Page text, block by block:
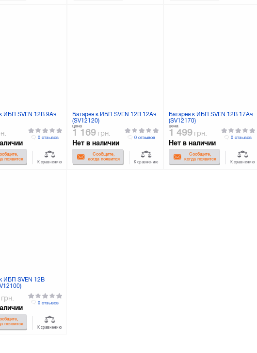
ИБП SVEN 12В 9Ач
появится
0 отзывов
К сравнению
Батарея к ИБП SVEN 12В 12Ач
(SV12120)
цена
1 169 грн.
Нет в наличии
Сообщите,
когда появится
0 отзывов
К сравнению
Батарея к ИБП SVEN 12В 17Ач
(SV12170)
цена
1 499 грн.
Нет в наличии
Сообщите,
когда появится
0 отзывов
К сравнению
ИБП SVEN 12В
грн.
появится
0 отзывов
К сравнению